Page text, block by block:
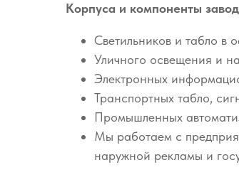
Корпуса и компоненты
Светильников и табло в
Уличного освещения и
Электронных
Транспортных табло,
Промышленных
Мы работаем с
наружной рекламы и